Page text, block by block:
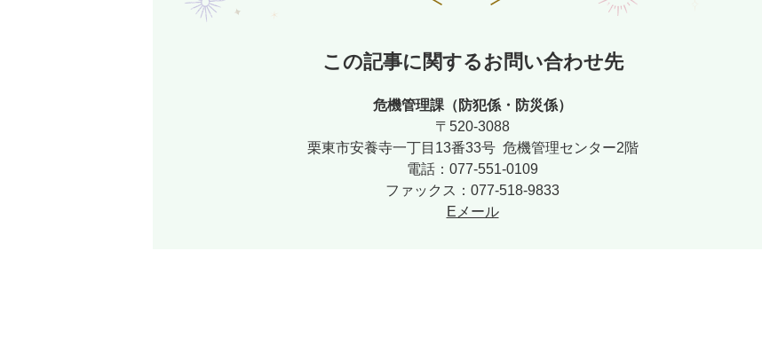
この記事に関するお問い合わせ先
危機管理課（防犯係・防災係）
〒520-3088
栗東市安養寺一丁目13番33号 危機管理センター2階
電話：077-551-0109
ファックス：077-518-9833
Eメール